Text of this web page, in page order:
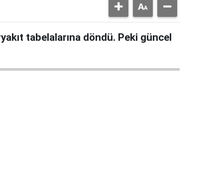
tabelalarına döndü. Peki güncel